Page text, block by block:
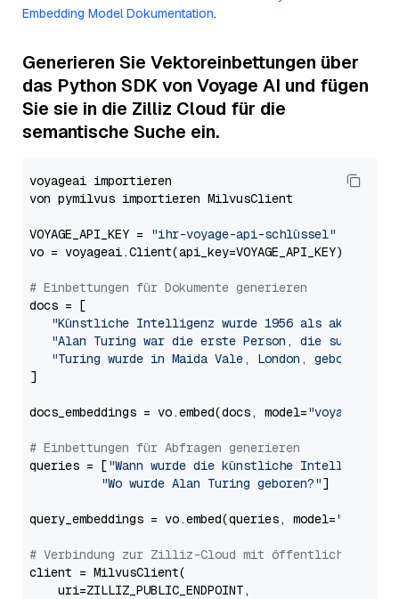
Embedding Model Dokumentation.
Generieren Sie Vektoreinbettungen über
das Python SDK von Voyage AI und fügen
Sie sie in die Zilliz Cloud für die
semantische Suche ein.
voyageai importieren
von pymilvus importieren MilvusClient
VOYAGE_API_KEY =
"ihr-voyage-api-schlüssel"
vo = voyageai.Client(api_key=VOYAGE_API_KEY)
# Einbettungen für Dokumente generieren
docs = [
"Künstliche Intelligenz wurde 1956 als
"Alan Turing war die erste Person, die
"Turing wurde in Maida Vale, London, geboren
]
docs_embeddings = vo.embed(docs, model="voyage-2"
# Einbettungen für Abfragen generieren
queries = ["Wann wurde die künstliche Intelligenz
"Wo wurde Alan Turing geboren?"]
query_embeddings = vo.embed(queries, model="voyage-
# Verbindung zur Zilliz-Cloud mit öffentlichem
client = MilvusClient(
    uri=ZILLIZ_PUBLIC_ENDPOINT,